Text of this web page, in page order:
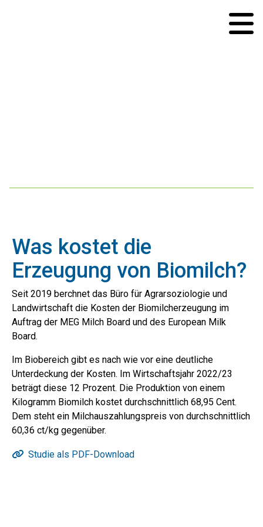
Was kostet die
Erzeugung von Biomilch?
Seit 2019 berchnet das Büro für Agrarsoziologie und
Landwirtschaft die Kosten der Biomilcherzeugung im
Auftrag der MEG Milch Board und des European Milk
Board.
Im Biobereich gibt es nach wie vor eine deutliche
Unterdeckung der Kosten. Im Wirtschaftsjahr 2022/23
beträgt diese 12 Prozent. Die Produktion von einem
Kilogramm Biomilch kostet durchschnittlich 68,95 Cent.
Dem steht ein Milchauszahlungspreis von durchschnittlich
60,36 ct/kg gegenüber.
Studie als PDF-Download